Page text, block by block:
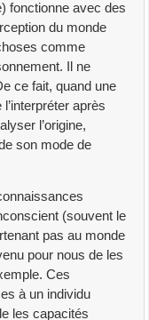
fonctionne avec des
du monde
comme
Il ne
ce fait, quand une
après
l’origine,
son mode de
(souvent le
pas au monde
pour nous de les
Ces
à un individu
les capacités